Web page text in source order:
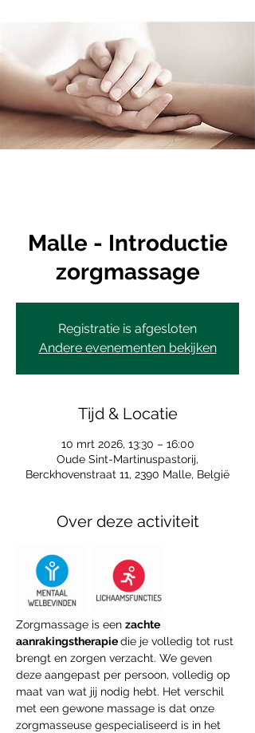
Malle - Introductie
zorgmassage
Registratie is afgesloten
Andere evenementen bekijken
Tijd & Locatie
10 mrt 2026, 13:30 – 16:00
Oude Sint-Martinuspastorij,
Berckhovenstraat 11, 2390 Malle, België
Over deze activiteit
Zorgmassage is een zachte
aanrakingstherapie die je volledig tot rust
brengt en zorgen verzacht. We geven
deze aangepast per persoon, volledig op
maat van wat jij nodig hebt. Het verschil
met een gewone massage is dat onze
zorgmasseuse gespecialiseerd is in het